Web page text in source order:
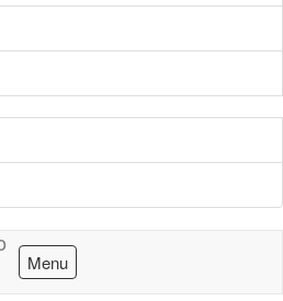
Menu